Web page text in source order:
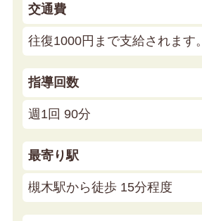
交通費
往復1000円まで支給されます。
指導回数
週1回 90分
最寄り駅
槻木駅から徒歩 15分程度